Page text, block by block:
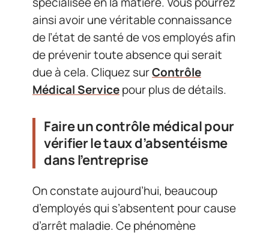
ainsi avoir une véritable connaissance
de l’état de santé de vos employés afin
de prévenir toute absence qui serait
due à cela. Cliquez surContrôle
Médical Servicepour plus de détails.
Faire un contrôle médical pour
vérifier le taux d’absentéisme
dans l’entreprise
On constate aujourd’hui, beaucoup
d’employés qui s’absentent pour cause
d’arrêt maladie. Ce phénomène